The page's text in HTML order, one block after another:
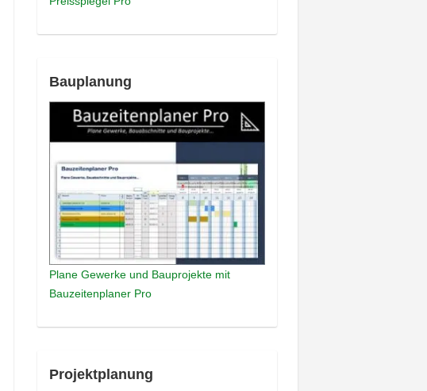
Bauplanung
Plane Gewerke und Bauprojekte mit
Bauzeitenplaner Pro
Projektplanung